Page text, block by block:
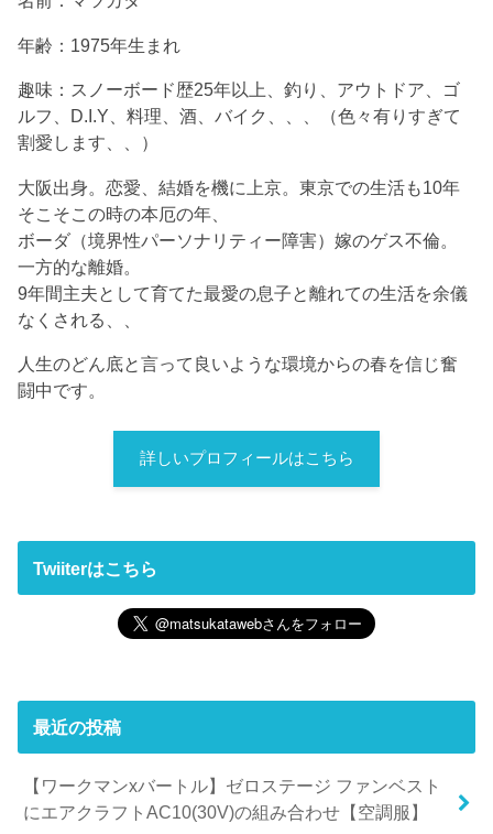
年齢：1975年生まれ
趣味：スノーボード歴25年以上、釣り、アウトドア、ゴ
ルフ、D.I.Y、料理、酒、バイク、、、（色々有りすぎて
割愛します、、）
大阪出身。恋愛、結婚を機に上京。東京での生活も10年
そこそこの時の本厄の年、
ボーダ（境界性パーソナリティー障害）嫁のゲス不倫。
一方的な離婚。
9年間主夫として育てた最愛の息子と離れての生活を余儀
なくされる、、
人生のどん底と言って良いような環境からの春を信じ奮
闘中です。
詳しいプロフィールはこちら
Twiiterはこちら
最近の投稿
【ワークマンxバートル】ゼロステージ ファンベスト
にエアクラフトAC10(30V)の組み合わせ【空調服】